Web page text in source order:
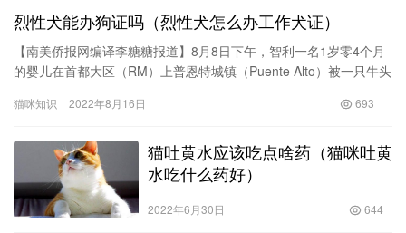
烈性犬能办狗证吗（烈性犬怎么办工作犬证）
【南美侨报网编译李糖糖报道】8月8日下午，智利一名1岁零4个月
的婴儿在首都大区（RM）上普恩特城镇（Puente Alto）被一只牛头
猫咪知识 2022年8月16日 693
猫吐黄水应该吃点啥药（猫咪吐黄
水吃什么药好）
2022年6月30日 644